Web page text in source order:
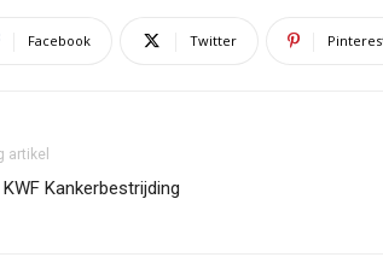
Facebook Twitter
artikel
Kankerbestrijding